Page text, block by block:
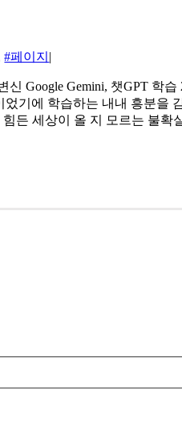
#페이지 |
Google Gemini, 챗GPT 학습
기에 학습하는 내내 흥분을
든 세상이 올 지 모르는 불확